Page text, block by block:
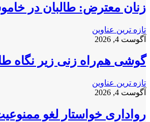
زنان معترض: طالبان در
تازه ترین عناوین
آگوست 4, 2026
گوشی هم‌راه زنی زیر نگاه
تازه ترین عناوین
آگوست 4, 2026
رواداری خواستار لغو